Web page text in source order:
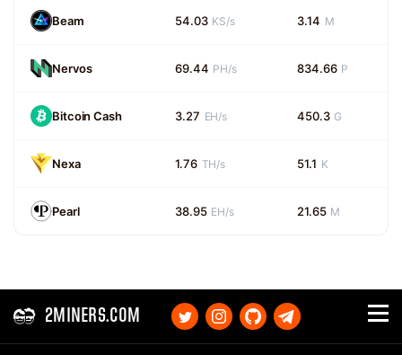
Beam 54.03 KS/s 3.14 M
Nervos 69.44 PH/s 834.66 P
Bitcoin Cash 3.27 EH/s 450.3 G
Nexa 1.76 TH/s 51.1 K
Pearl 38.95 EH/s 21.65 M
2MINERS.COM